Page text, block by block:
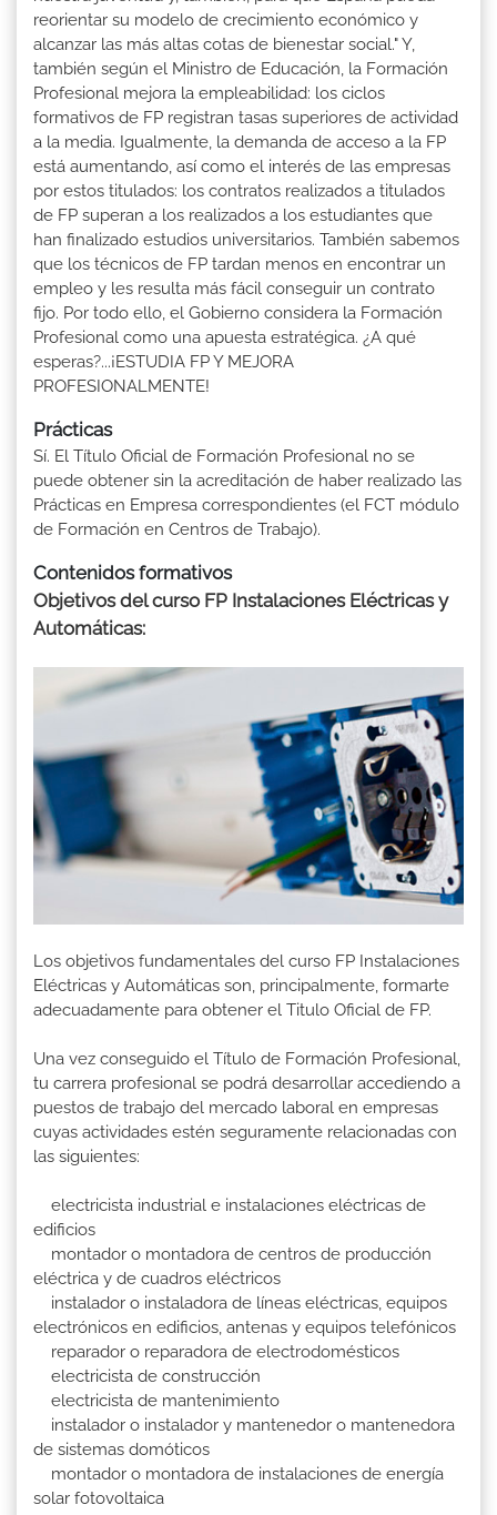
reorientar su modelo de crecimiento económico y
alcanzar las más altas cotas de bienestar social." Y,
también según el Ministro de Educación, la Formación
Profesional mejora la empleabilidad: los ciclos
formativos de FP registran tasas superiores de actividad
a la media. Igualmente, la demanda de acceso a la FP
está aumentando, así como el interés de las empresas
por estos titulados: los contratos realizados a titulados
de FP superan a los realizados a los estudiantes que
han finalizado estudios universitarios. También sabemos
que los técnicos de FP tardan menos en encontrar un
empleo y les resulta más fácil conseguir un contrato
fijo. Por todo ello, el Gobierno considera la Formación
Profesional como una apuesta estratégica. ¿A qué
esperas?...¡ESTUDIA FP Y MEJORA
PROFESIONALMENTE!
Prácticas
Sí. El Título Oficial de Formación Profesional no se
puede obtener sin la acreditación de haber realizado las
Prácticas en Empresa correspondientes (el FCT módulo
de Formación en Centros de Trabajo).
Contenidos formativos
Objetivos del curso FP Instalaciones Eléctricas y
Automáticas:
Los objetivos fundamentales del curso FP Instalaciones
Eléctricas y Automáticas son, principalmente, formarte
adecuadamente para obtener el Titulo Oficial de FP.
Una vez conseguido el Título de Formación Profesional,
tu carrera profesional se podrá desarrollar accediendo a
puestos de trabajo del mercado laboral en empresas
cuyas actividades estén seguramente relacionadas con
las siguientes:
electricista industrial e instalaciones eléctricas de
edificios
montador o montadora de centros de producción
eléctrica y de cuadros eléctricos
instalador o instaladora de líneas eléctricas, equipos
electrónicos en edificios, antenas y equipos telefónicos
reparador o reparadora de electrodomésticos
electricista de construcción
electricista de mantenimiento
instalador o instalador y mantenedor o mantenedora
de sistemas domóticos
montador o montadora de instalaciones de energía
solar fotovoltaica